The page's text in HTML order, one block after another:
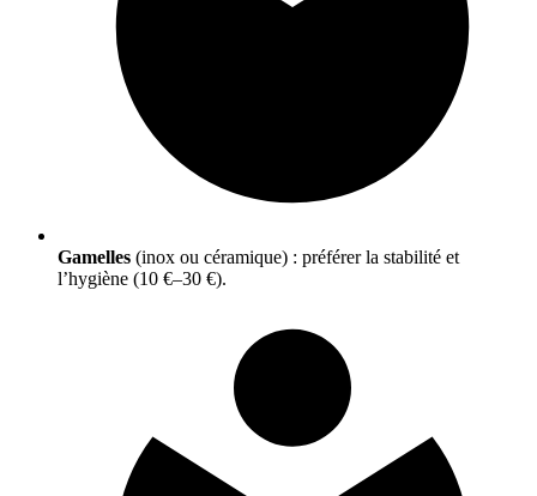
Gamelles (inox ou céramique) : préférer la stabilité et
l’hygiène (10 €–30 €).